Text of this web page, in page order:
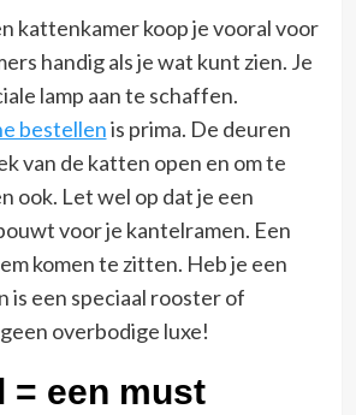
kattenkamer koop je vooral voor
handig als je wat kunt zien. Je
lamp aan te schaffen.
bestellenis prima. De deuren
van de katten open en om te
ook. Let wel op dat je een
voor je kantelramen. Een
komen te zitten. Heb je een
is een speciaal rooster of
overbodige luxe!
= een must